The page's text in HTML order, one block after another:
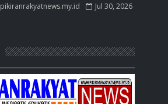
pikiranrakyatnews.my.id Jul 30, 2026